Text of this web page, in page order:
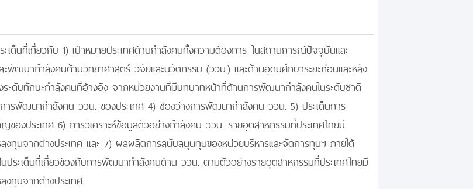
ระเด็นที่เกี่ยวกับ 1) เป้าหมายประเทศด้านกำลังคนทั้งความต้องการ ในสถานการณ์ปัจจุบันและ
ฒนากำลังคนด้านวิทยาศาสตร์ วิจัยและนวัตกรรม (ววน.) และด้านอุดมศึกษาระยะก่อนและหลัง
ะดับทักษะกำลังคนที่อ้างอิง จากหน่วยงานที่มีบทบาทหน้าที่ด้านการพัฒนากำลังคนในระดับชาติ
รพัฒนากำลังคน ววน. ของประเทศ 4) ช่องว่างการพัฒนากำลังคน ววน. 5) ประเด็นการ
งประเทศ 6) การวิเคราะห์ข้อมูลตัวอย่างกำลังคน ววน. รายอุตสาหกรรมที่ประเทศไทยมี
ทุนจากต่างประเทศ และ 7) ผลผลิตการสนับสนุนทุนของหน่วยบริหารและจัดการทุนฯ ภายใต้
ระเด็นที่เกี่ยวข้องกับการพัฒนากำลังคนด้าน ววน. ตามตัวอย่างรายอุตสาหกรรมที่ประเทศไทยมี
ทุนจากต่างประเทศ